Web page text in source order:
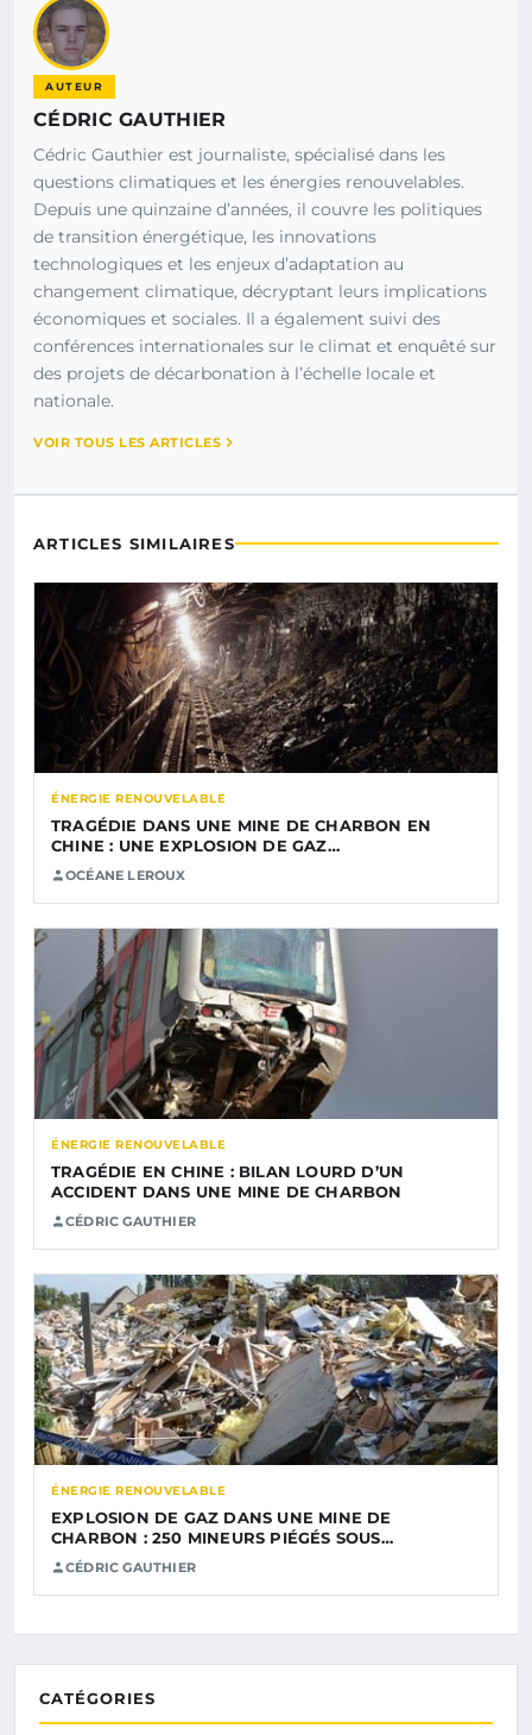
AUTEUR
CÉDRIC GAUTHIER
Cédric Gauthier est journaliste, spécialisé dans les
questions climatiques et les énergies renouvelables.
Depuis une quinzaine d’années, il couvre les politiques
de transition énergétique, les innovations
technologiques et les enjeux d’adaptation au
changement climatique, décryptant leurs implications
économiques et sociales. Il a également suivi des
conférences internationales sur le climat et enquêté sur
des projets de décarbonation à l’échelle locale et
nationale.
VOIR TOUS LES ARTICLES
ARTICLES SIMILAIRES
ÉNERGIE RENOUVELABLE
TRAGÉDIE DANS UNE MINE DE CHARBON EN
CHINE : UNE EXPLOSION DE GAZ…
OCÉANE LEROUX
ÉNERGIE RENOUVELABLE
TRAGÉDIE EN CHINE : BILAN LOURD D’UN
ACCIDENT DANS UNE MINE DE CHARBON
CÉDRIC GAUTHIER
ÉNERGIE RENOUVELABLE
EXPLOSION DE GAZ DANS UNE MINE DE
CHARBON : 250 MINEURS PIÉGÉS SOUS…
CÉDRIC GAUTHIER
CATÉGORIES